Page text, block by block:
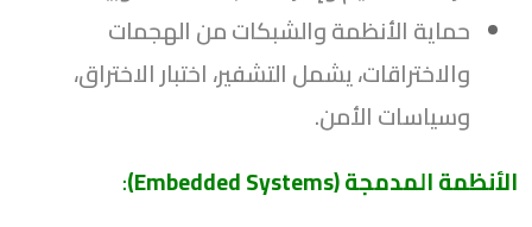
حماية الأنظمة والشبكات من الهجمات
والاختراقات، يشمل التشفير، اختبار الاختراق،
وسياسات الأمن.
الأنظمة المدمجة (Embedded Systems)
: